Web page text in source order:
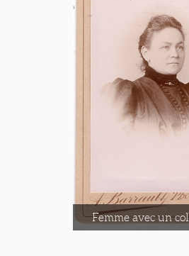
Femme avec un